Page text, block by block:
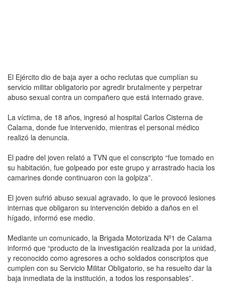
El Ejército dio de baja ayer a ocho reclutas que cumplían su
servicio militar obligatorio por agredir brutalmente y perpetrar
abuso sexual contra un compañero que está internado grave.
La víctima, de 18 años, ingresó al hospital Carlos Cisterna de
Calama, donde fue intervenido, mientras el personal médico
realizó la denuncia.
El padre del joven relató a TVN que el conscripto “fue tomado en
su habitación, fue golpeado por este grupo y arrastrado hacia los
camarines donde continuaron con la golpiza”.
El joven sufrió abuso sexual agravado, lo que le provocó lesiones
internas que obligaron su intervención debido a daños en el
hígado, informó ese medio.
Mediante un comunicado, la Brigada Motorizada Nº1 de Calama
informó que “producto de la investigación realizada por la unidad,
y reconocido como agresores a ocho soldados conscriptos que
cumplen con su Servicio Militar Obligatorio, se ha resuelto dar la
baja inmediata de la institución, a todos los responsables”.